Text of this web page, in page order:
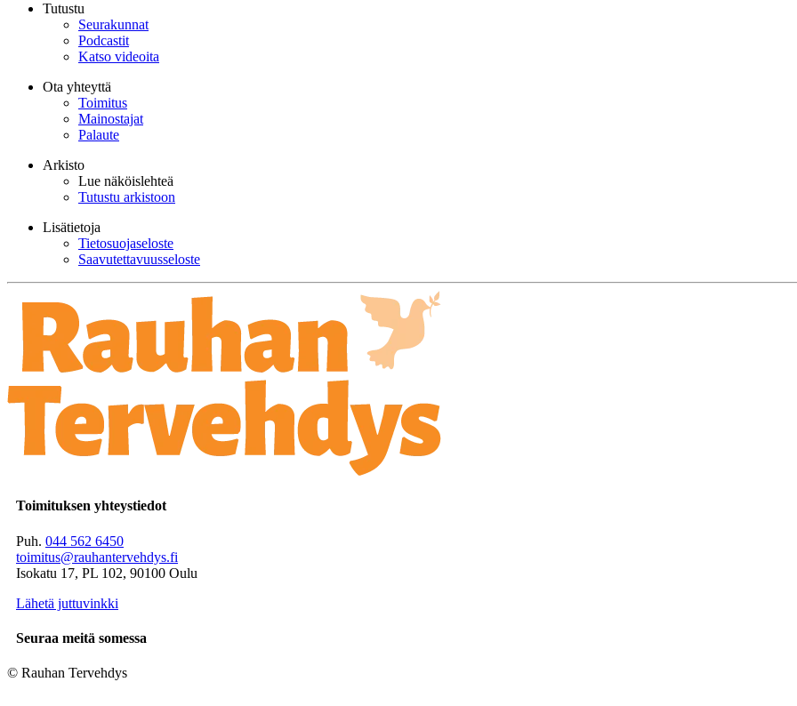
Tutustu
Seurakunnat
Podcastit
Katso videoita
Ota yhteyttä
Toimitus
Mainostajat
Palaute
Arkisto
Lue näköislehteä
Tutustu arkistoon
Lisätietoja
Tietosuojaseloste
Saavutettavuusseloste
Toimituksen yhteystiedot
Puh. 044 562 6450
toimitus@rauhantervehdys.fi
Isokatu 17, PL 102, 90100 Oulu
Lähetä juttuvinkki
Seuraa meitä somessa
© Rauhan Tervehdys